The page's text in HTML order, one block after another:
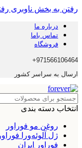
رفتن به بخش ناوبری
درباره ما
تماس باما
فروشگاه
971566106464+
ارسال به سراسر کشور
انتخاب دسته بندی
روغن مو فوراور
ژل آلوئه‌ورا فوراور
فوراور ایران